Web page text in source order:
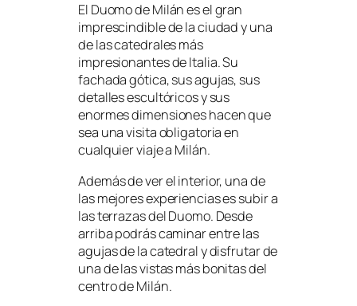
El Duomo de Milán es el gran
imprescindible de la ciudad y una
de las catedrales más
impresionantes de Italia. Su
fachada gótica, sus agujas, sus
detalles escultóricos y sus
enormes dimensiones hacen que
sea una visita obligatoria en
cualquier viaje a Milán.
Además de ver el interior, una de
las mejores experiencias es subir a
las terrazas del Duomo. Desde
arriba podrás caminar entre las
agujas de la catedral y disfrutar de
una de las vistas más bonitas del
centro de Milán.